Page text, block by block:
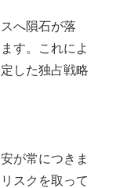
へ隕石が落
す。これによ
した独占戦略
が常につきま
スクを取って